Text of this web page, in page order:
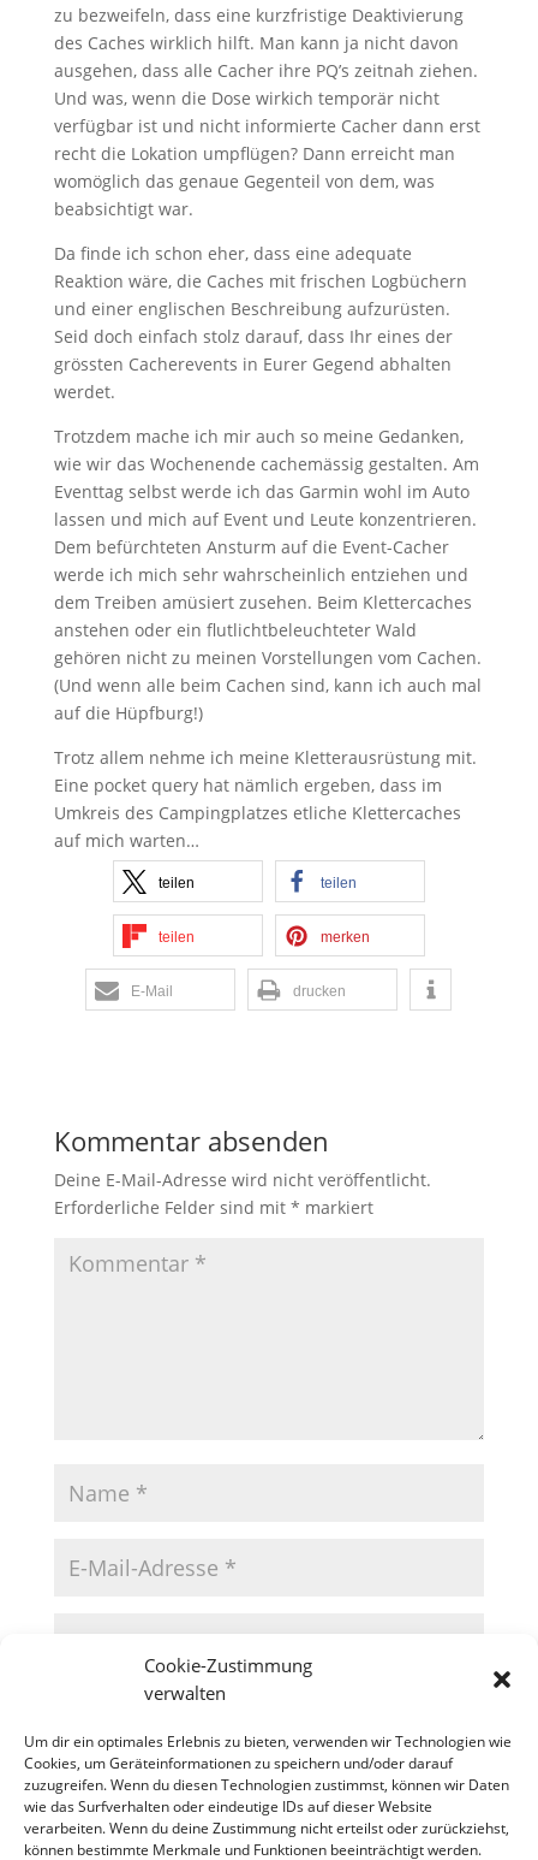
Cookie-Zustimmung
verwalten
Um dir ein optimales Erlebnis zu bieten, verwenden wir Technologien wie
Cookies, um Geräteinformationen zu speichern und/oder darauf
zuzugreifen. Wenn du diesen Technologien zustimmst, können wir Daten
wie das Surfverhalten oder eindeutige IDs auf dieser Website
verarbeiten. Wenn du deine Zustimmung nicht erteilst oder zurückziehst,
können bestimmte Merkmale und Funktionen beeinträchtigt werden.
zu bezweifeln, dass eine kurzfristige Deaktivierung
des Caches wirklich hilft. Man kann ja nicht davon
ausgehen, dass alle Cacher ihre PQ’s zeitnah ziehen.
Und was, wenn die Dose wirkich temporär nicht
verfügbar ist und nicht informierte Cacher dann erst
recht die Lokation umpflügen? Dann erreicht man
womöglich das genaue Gegenteil von dem, was
beabsichtigt war.
Da finde ich schon eher, dass eine adequate
Reaktion wäre, die Caches mit frischen Logbüchern
und einer englischen Beschreibung aufzurüsten.
Seid doch einfach stolz darauf, dass Ihr eines der
grössten Cacherevents in Eurer Gegend abhalten
werdet.
Trotzdem mache ich mir auch so meine Gedanken,
wie wir das Wochenende cachemässig gestalten. Am
Eventtag selbst werde ich das Garmin wohl im Auto
lassen und mich auf Event und Leute konzentrieren.
Dem befürchteten Ansturm auf die Event-Cacher
werde ich mich sehr wahrscheinlich entziehen und
dem Treiben amüsiert zusehen. Beim Klettercaches
anstehen oder ein flutlichtbeleuchteter Wald
gehören nicht zu meinen Vorstellungen vom Cachen.
(Und wenn alle beim Cachen sind, kann ich auch mal
auf die Hüpfburg!)
Trotz allem nehme ich meine Kletterausrüstung mit.
Eine pocket query hat nämlich ergeben, dass im
Umkreis des Campingplatzes etliche Klettercaches
auf mich warten…
teilen teilen
teilen merken
E-Mail drucken
Kommentar absenden
Deine E-Mail-Adresse wird nicht veröffentlicht.
Erforderliche Felder sind mit * markiert